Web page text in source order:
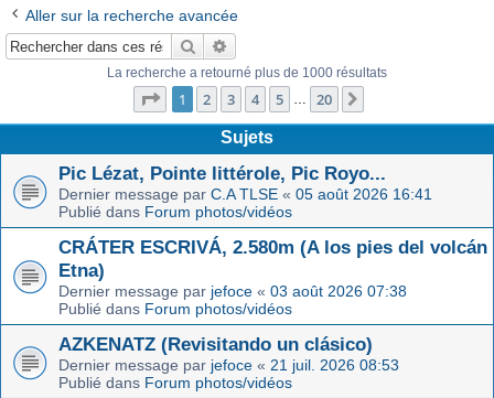
Aller sur la recherche avancée
Rechercher
La recherche a retourné plus de 1000 résultats
Page 1sur20
1 2 3 4 5 … 20
Sujets
Pic Lézat, Pointe littérole, Pic Royo...
Dernier message par C.A TLSE « 05 août 2026 16:41
Publié dans Forum photos/vidéos
CRÁTER ESCRIVÁ, 2.580m (A los pies del volcán
Etna)
Dernier message par jefoce « 03 août 2026 07:38
Publié dans Forum photos/vidéos
AZKENATZ (Revisitando un clásico)
Dernier message par jefoce « 21 juil. 2026 08:53
Publié dans Forum photos/vidéos